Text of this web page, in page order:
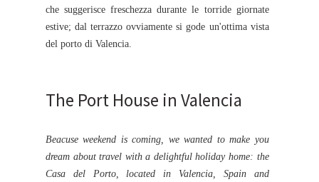
che suggerisce freschezza durante le torride giornate
estive; dal terrazzo ovviamente si gode un'ottima vista
del porto di Valencia.
The Port House in Valencia
Beacuse weekend is coming, we wanted to make you
dream about travel with a delightful holiday home: the
Casa del Porto, located in Valencia, Spain and